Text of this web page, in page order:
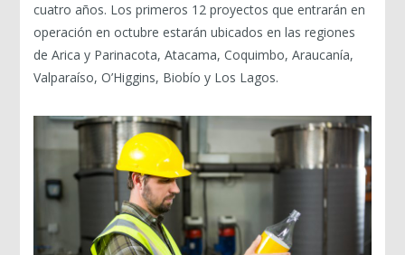
cuatro años. Los primeros 12 proyectos que entrarán en
operación en octubre estarán ubicados en las regiones
de Arica y Parinacota, Atacama, Coquimbo, Araucanía,
Valparaíso, O’Higgins, Biobío y Los Lagos.